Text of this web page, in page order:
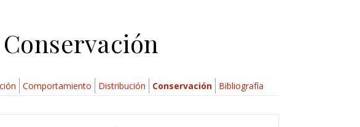
Comportamiento Distribución Conservación Bibliografía